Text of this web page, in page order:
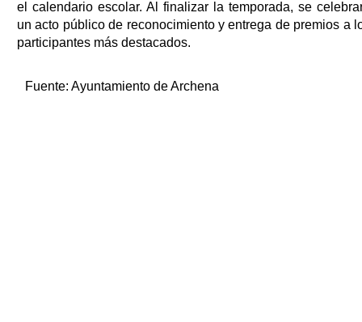
el calendario escolar. Al finalizar la temporada, se
un acto público de reconocimiento y entrega de premios a
participantes más destacados.
Fuente: Ayuntamiento de Archena